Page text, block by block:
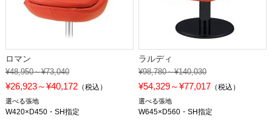
ロマン
¥48,950～¥73,040
¥26,923～¥40,172（税込）
選べる張地
W420×D450・SH指定
ラルディ
¥98,780～¥140,030
¥54,329～¥77,017 （税込）
選べる張地
W645×D560・SH指定